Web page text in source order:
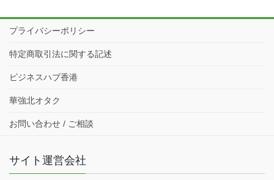
プライバシーポリシー
特定商取引法に関する記述
ビジネスハブ香港
華強北オタク
お問い合わせ / ご相談
サイト運営会社